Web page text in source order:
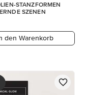
STANZFORMEN
SZENEN
den Warenkorb